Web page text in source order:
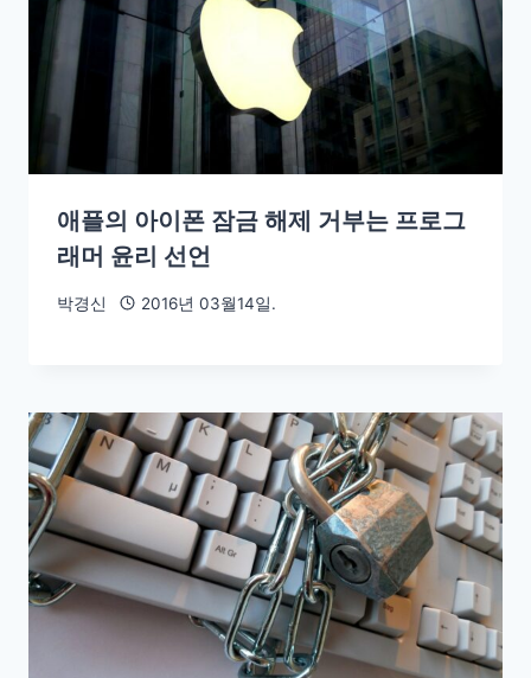
애플의 아이폰 잠금 해제 거부는 프로그
래머 윤리 선언
박경신 2016년 03월14일.